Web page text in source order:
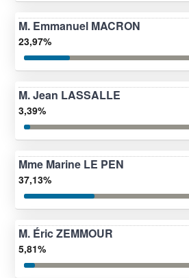
M. Emmanuel MACRON
23,97%
M. Jean LASSALLE
3,39%
Mme Marine LE PEN
37,13%
M. Éric ZEMMOUR
5,81%